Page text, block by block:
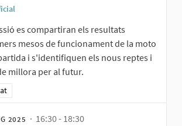
es compartiran els resultats
mesos de funcionament de la moto
i s'identifiquen els nous reptes i
millora per al futur.
per la categoria: Transport privat
2025 · 16:30 - 18:30